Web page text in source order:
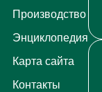
Производство
Энциклопедия
Карта сайта
Контакты